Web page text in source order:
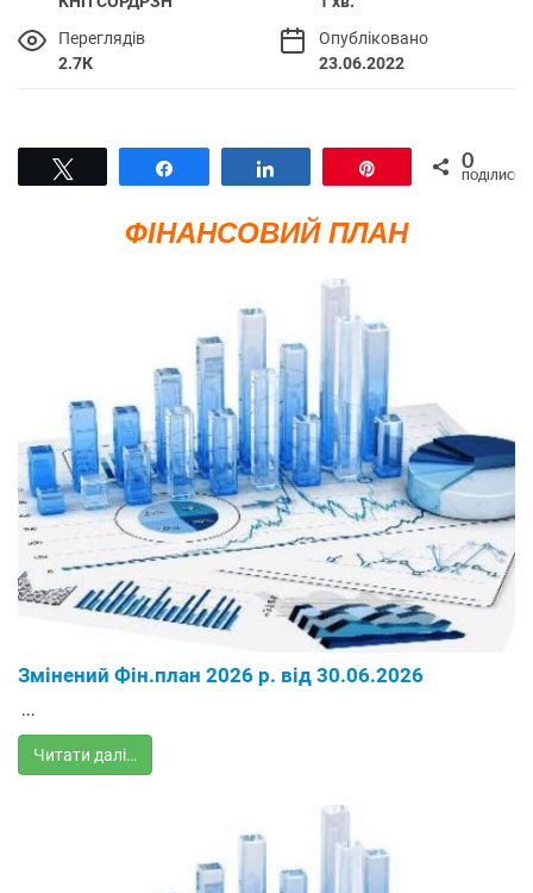
Переглядів
2.7К
Опубліковано
23.06.2022
Поділитися Поділитися 0
ПОДІЛИСЬ
ФІНАНСОВИЙ ПЛАН
Змінений Фін.план 2026 р. від 30.06.2026
...
Читати далі…